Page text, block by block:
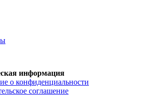
информация
о конфиденциальности
соглашение